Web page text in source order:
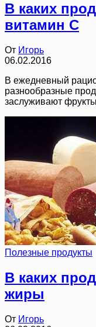
В каких
витамин C
От Игорь
06.02.2016
В ежедневный
разнообразные
заслуживают
Полезные продукты
В каких
жиры
От Игорь